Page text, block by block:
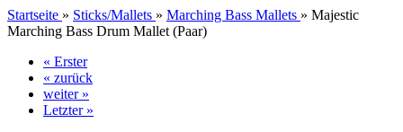
Startseite » Sticks/Mallets » Marching Bass Mallets » Majestic
Marching Bass Drum Mallet (Paar)
« Erster
« zurück
weiter »
Letzter »